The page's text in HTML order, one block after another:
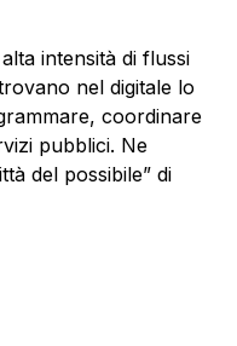
intensità di flussi
nel digitale lo
coordinare
pubblici. Ne
del possibile” di